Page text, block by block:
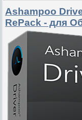
Ashampoo
RePack - для